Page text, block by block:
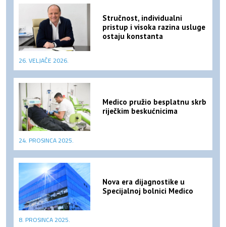
Stručnost, individualni
pristup i visoka razina usluge
ostaju konstanta
26. VELJAČE 2026.
Medico pružio besplatnu skrb
riječkim beskućnicima
24. PROSINCA 2025.
Nova era dijagnostike u
Specijalnoj bolnici Medico
8. PROSINCA 2025.